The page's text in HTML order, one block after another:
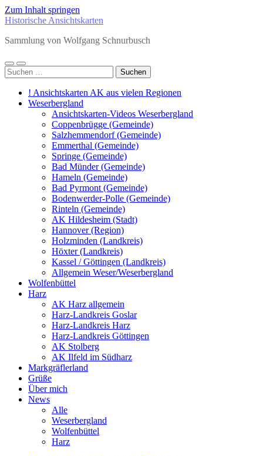
Zum Inhalt springen
Historische Ansichtskarten
Sammlung von Wolfgang Schnurbusch
Mobile-
Menü
Suchfeld
ein-/ausblenden
Suchen
nach:
! Ansichtskarten AK aus vielen Regionen
Weserbergland
Ansichtskarten-Videos Weserbergland
Coppenbrügge (Gemeinde)
Salzhemmendorf (Gemeinde)
Emmerthal (Gemeinde)
Springe (Gemeinde)
Bad Münder (Gemeinde)
Hameln (Gemeinde)
Bad Pyrmont (Gemeinde)
Bodenwerder-Polle (Gemeinde)
Rinteln (Gemeinde)
AK Hildesheim (Stadt)
Hannover (Region)
Holzminden (Landkreis)
Höxter (Landkreis)
Kassel / Göttingen (Landkreis)
Allgemein Weser/Weserbergland
Wolfenbüttel
Harz
AK Harz allgemein
Harz-Landkreis Goslar
Harz-Landkreis Harz
Harz-Landkreis Göttingen
AK Stolberg
AK Ilfeld im Südharz
Markgräflerland
Grüße
Über mich
News
Alle
Weserbergland
Wolfenbüttel
Harz